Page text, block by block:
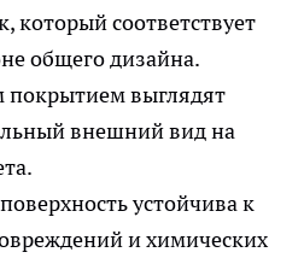
который соответствует
общего дизайна.
выглядят
внешний вид на
устойчива к
и химических